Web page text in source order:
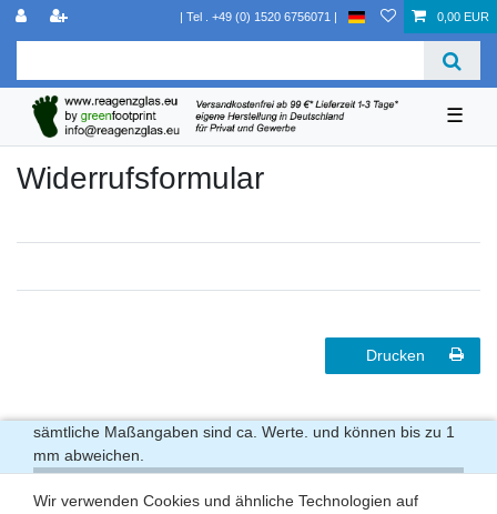
0,00 EUR
☰
Widerrufs­formular
Drucken
sämtliche Maßangaben sind ca. Werte. und können bis zu 1
mm abweichen.
Lieferzeit ab 1 bis 3 Werktage
Wir verwenden Cookies und ähnliche Technologien auf